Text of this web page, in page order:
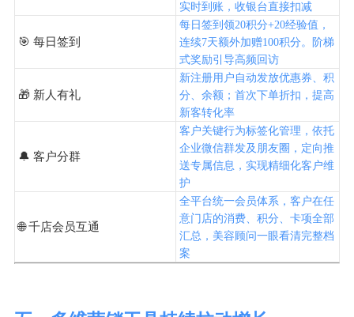
实时到账，收银台直接扣减
🎯 每日签到
每日签到领20积分+20经验值，
连续7天额外加赠100积分。阶梯
式奖励引导高频回访
🎁 新人有礼
新注册用户自动发放优惠券、积
分、余额；首次下单折扣，提高
新客转化率
🔔 客户分群
客户关键行为标签化管理，依托
企业微信群发及朋友圈，定向推
送专属信息，实现精细化客户维
护
🌐 千店会员互通
全平台统一会员体系，客户在任
意门店的消费、积分、卡项全部
汇总，美容顾问一眼看清完整档
案